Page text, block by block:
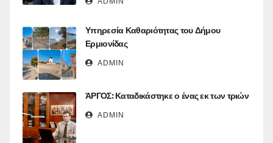
Υπηρεσία Καθαριότητας του Δήμου
Ερμιονίδας
ADMIN
ΆΡΓΟΣ: Καταδικάστηκε ο ένας εκ των τριών
ADMIN